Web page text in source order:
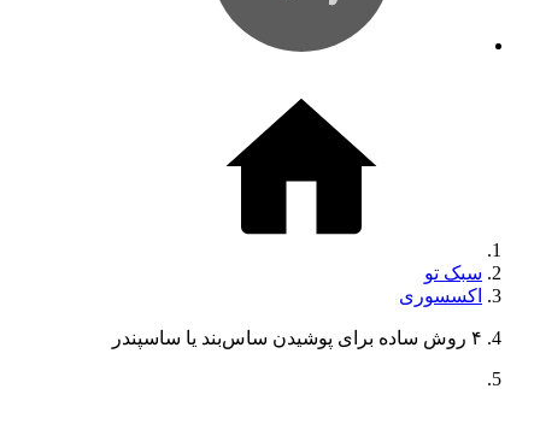
سبک تو
اکسسوری
۴ روش ساده برای پوشیدن ساس‌بند یا ساسپندر